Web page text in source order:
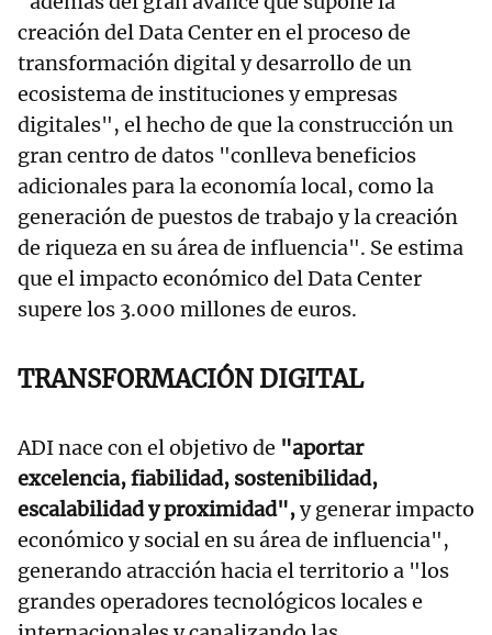
creación del Data Center en el proceso de
transformación digital y desarrollo de un
ecosistema de instituciones y empresas
digitales", el hecho de que la construcción un
gran centro de datos "conlleva beneficios
adicionales para la economía local, como la
generación de puestos de trabajo y la creación
de riqueza en su área de influencia". Se estima
que el impacto económico del Data Center
supere los 3.000 millones de euros.
TRANSFORMACIÓN DIGITAL
ADI nace con el objetivo de "aportar
excelencia, fiabilidad, sostenibilidad,
escalabilidad y proximidad",y generar impacto
económico y social en su área de influencia",
generando atracción hacia el territorio a "los
grandes operadores tecnológicos locales e